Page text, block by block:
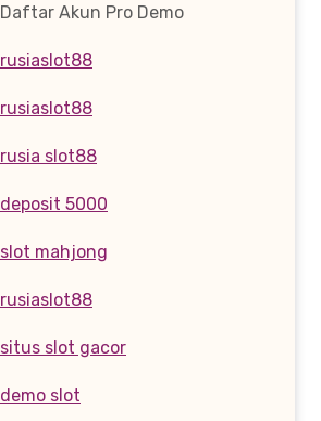
Daftar Akun Pro Demo
rusiaslot88
rusiaslot88
rusia slot88
deposit 5000
slot mahjong
rusiaslot88
situs slot gacor
demo slot